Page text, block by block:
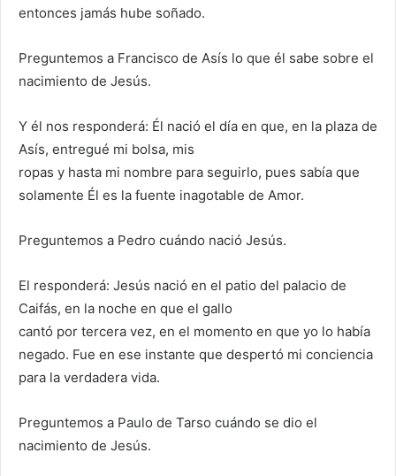
entonces jamás hube soñado.
Preguntemos a Francisco de Asís lo que él sabe sobre el
nacimiento de Jesús.
Y él nos responderá: Él nació el día en que, en la plaza de
Asís, entregué mi bolsa, mis
ropas y hasta mi nombre para seguirlo, pues sabía que
solamente Él es la fuente inagotable de Amor.
Preguntemos a Pedro cuándo nació Jesús.
El responderá: Jesús nació en el patio del palacio de
Caifás, en la noche en que el gallo
cantó por tercera vez, en el momento en que yo lo había
negado. Fue en ese instante que despertó mi conciencia
para la verdadera vida.
Preguntemos a Paulo de Tarso cuándo se dio el
nacimiento de Jesús.